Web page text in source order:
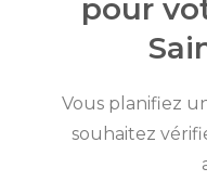
pour
Vous planifiez
souhaitez